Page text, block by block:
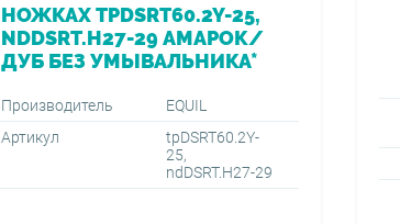
НОЖКАХ TPDSRT60.2Y-25,
NDDSRT.H27-29 АМАРОК/
ДУБ БЕЗ УМЫВАЛЬНИКА*
Производитель
EQUIL
Артикул
tpDSRT60.2Y-
25,
ndDSRT.H27-29